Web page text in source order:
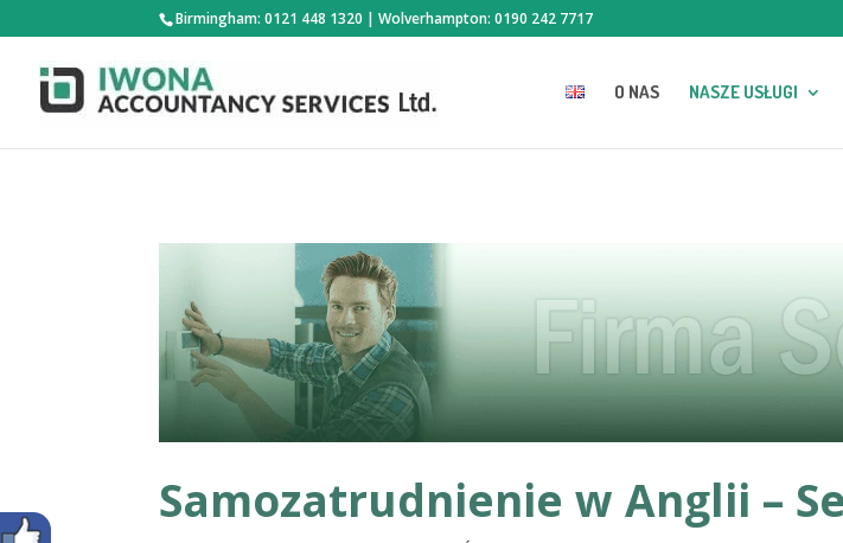
Birmingham: 0121 448 1320 |Wolverhampton: 0190 242 7717
O NAS NASZE USŁUGI
Samozatrudnienie w Anglii –